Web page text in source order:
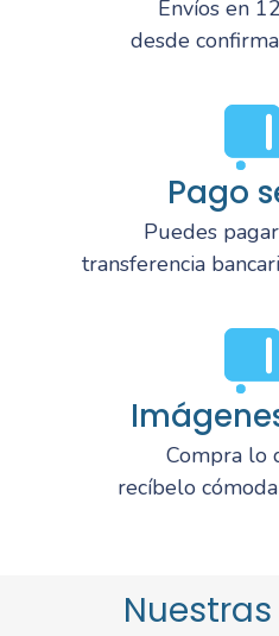
Envíos en
desde
Pago
Puedes
transferencia
Compra lo
recíbelo